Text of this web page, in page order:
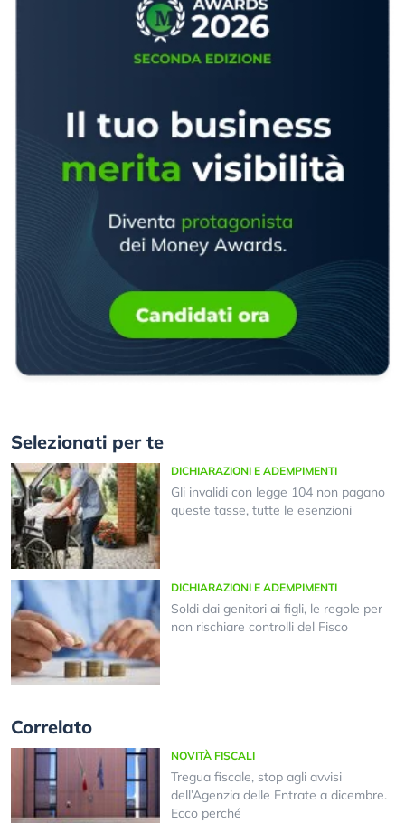
Selezionati per te
DICHIARAZIONI E ADEMPIMENTI
Gli invalidi con legge 104 non pagano
queste tasse, tutte le esenzioni
DICHIARAZIONI E ADEMPIMENTI
Soldi dai genitori ai figli, le regole per
non rischiare controlli del Fisco
Correlato
NOVITÀ FISCALI
Tregua fiscale, stop agli avvisi
dell’Agenzia delle Entrate a dicembre.
Ecco perché